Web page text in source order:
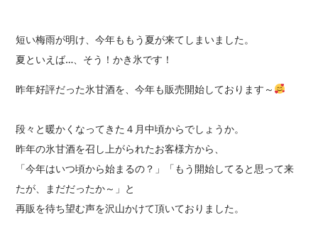
短い梅雨が明け、今年ももう夏が来てしまいました。
夏といえば…、そう！かき氷です！
昨年好評だった氷甘酒を、今年も販売開始しております～
段々と暖かくなってきた４月中頃からでしょうか。
昨年の氷甘酒を召し上がられたお客様方から、
「今年はいつ頃から始まるの？」「もう開始してると思って来
たが、まだだったか～」と
再販を待ち望む声を沢山かけて頂いておりました。